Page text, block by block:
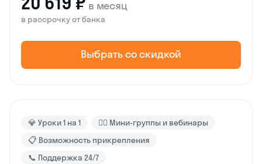
в месяц
в рассрочку от банка
Выбрать со скидкой
💎 Уроки 1 на 1
🙋‍♂️ Мини-группы и вебинары
📋 Возможность прикрепления
📞 Поддержка 24/7